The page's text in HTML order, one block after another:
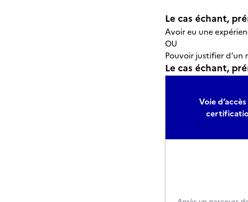
Le cas échant,
Avoir eu une
OU
Pouvoir justifier d’un
Le cas échant,
Voie d’accès